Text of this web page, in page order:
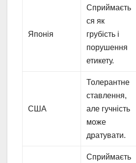
Японія
Сприймаєть
ся як
грубість і
порушення
етикету.
США
Толерантне
ставлення,
але гучність
може
дратувати.
Сприймаєть